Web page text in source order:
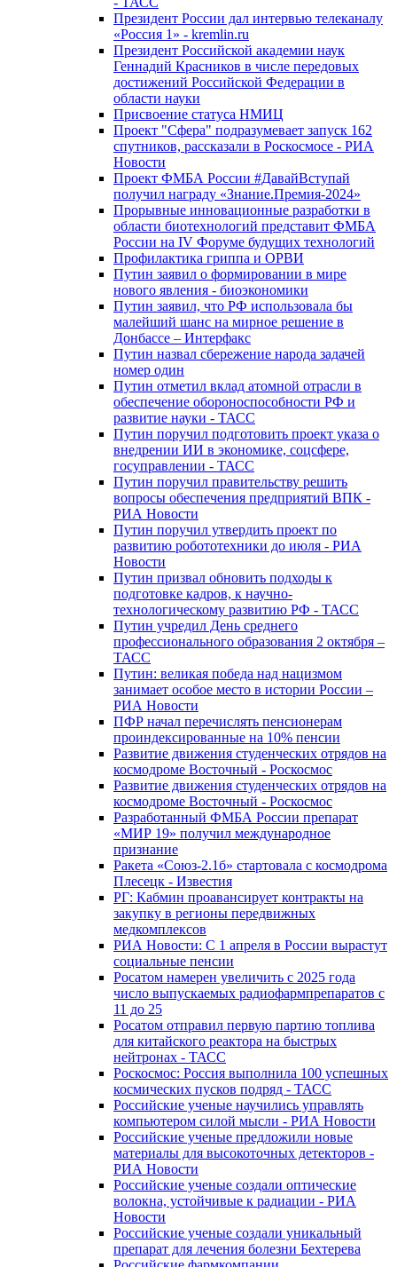
Президент России дал интервью телеканалу
«Россия 1» - kremlin.ru
Президент Российской академии наук
Геннадий Красников в числе передовых
достижений Российской Федерации в
области науки
Присвоение статуса НМИЦ
Проект "Сфера" подразумевает запуск 162
спутников, рассказали в Роскосмосе - РИА
Новости
Проект ФМБА России #ДавайВступай
получил награду «Знание.Премия-2024»
Прорывные инновационные разработки в
области биотехнологий представит ФМБА
России на IV Форуме будущих технологий
Профилактика гриппа и ОРВИ
Путин заявил о формировании в мире
нового явления - биоэкономики
Путин заявил, что РФ использовала бы
малейший шанс на мирное решение в
Донбассе – Интерфакс
Путин назвал сбережение народа задачей
номер один
Путин отметил вклад атомной отрасли в
обеспечение обороноспособности РФ и
развитие науки - ТАСС
Путин поручил подготовить проект указа о
внедрении ИИ в экономике, соцсфере,
госуправлении - ТАСС
Путин поручил правительству решить
вопросы обеспечения предприятий ВПК -
РИА Новости
Путин поручил утвердить проект по
развитию робототехники до июля - РИА
Новости
Путин призвал обновить подходы к
подготовке кадров, к научно-
технологическому развитию РФ - ТАСС
Путин учредил День среднего
профессионального образования 2 октября –
ТАСС
Путин: великая победа над нацизмом
занимает особое место в истории России –
РИА Новости
ПФР начал перечислять пенсионерам
проиндексированные на 10% пенсии
Развитие движения студенческих отрядов на
космодроме Восточный - Роскосмос
Развитие движения студенческих отрядов на
космодроме Восточный - Роскосмос
Разработанный ФМБА России препарат
«МИР 19» получил международное
признание
Ракета «Союз-2.1б» стартовала с космодрома
Плесецк - Известия
РГ: Кабмин проавансирует контракты на
закупку в регионы передвижных
медкомплексов
РИА Новости: С 1 апреля в России вырастут
социальные пенсии
Росатом намерен увеличить с 2025 года
число выпускаемых радиофармпрепаратов с
11 до 25
Росатом отправил первую партию топлива
для китайского реактора на быстрых
нейтронах - ТАСС
Роскосмос: Россия выполнила 100 успешных
космических пусков подряд - ТАСС
Российские ученые научились управлять
компьютером силой мысли - РИА Новости
Российские ученые предложили новые
материалы для высокоточных детекторов -
РИА Новости
Российские ученые создали оптические
волокна, устойчивые к радиации - РИА
Новости
Российские ученые создали уникальный
препарат для лечения болезни Бехтерева